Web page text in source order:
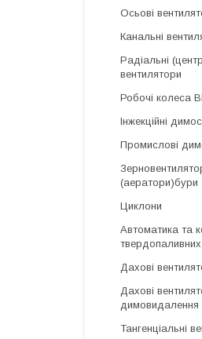
Осьові
Канальні
Радіальні
вентилятори
Робочі колеса
Інжекційні
Промислові
(аератори)бури
Циклони
Автоматика та
твердопаливних
Дахові
Дахові
димовидалення
Тангенціальні